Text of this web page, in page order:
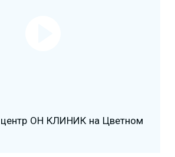
ОН КЛИНИК на Цветном